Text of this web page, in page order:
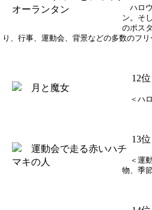
ハロ
ン。そ
のポス
り、行事、運動会、背景などの多数のフ
12
＜ハ
13
＜運
物、季